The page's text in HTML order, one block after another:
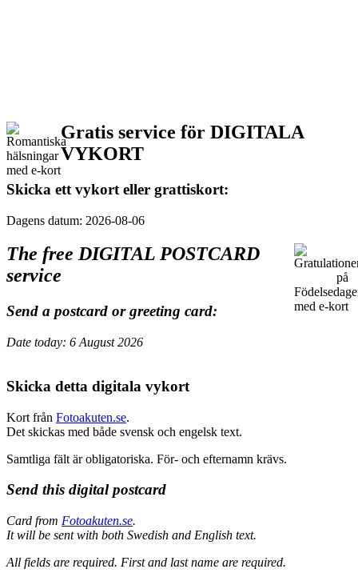
Gratis service för DIGITALA
VYKORT
Skicka ett vykort eller grattiskort:
Dagens datum: 2026-08-06
The free DIGITAL POSTCARD
service
Send a postcard or greeting card:
Date today: 6 August 2026
Skicka detta digitala vykort
Kort från Fotoakuten.se.
Det skickas med både svensk och engelsk text.
Samtliga fält är obligatoriska. För- och efternamn krävs.
Send this digital postcard
Card from Fotoakuten.se.
It will be sent with both Swedish and English text.
All fields are required. First and last name are required.